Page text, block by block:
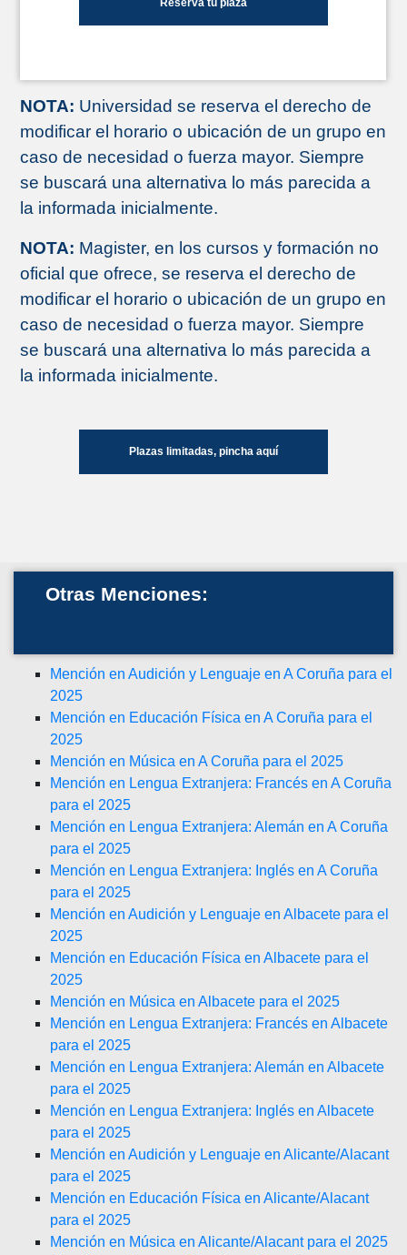
Reserva tu plaza
NOTA: Universidad se reserva el derecho de
modificar el horario o ubicación de un grupo en
caso de necesidad o fuerza mayor. Siempre
se buscará una alternativa lo más parecida a
la informada inicialmente.
NOTA: Magister, en los cursos y formación no
oficial que ofrece, se reserva el derecho de
modificar el horario o ubicación de un grupo en
caso de necesidad o fuerza mayor. Siempre
se buscará una alternativa lo más parecida a
la informada inicialmente.
Plazas limitadas, pincha aquí
Otras Menciones:
Mención en Audición y Lenguaje en A Coruña para el
2025
Mención en Educación Física en A Coruña para el
2025
Mención en Música en A Coruña para el 2025
Mención en Lengua Extranjera: Francés en A Coruña
para el 2025
Mención en Lengua Extranjera: Alemán en A Coruña
para el 2025
Mención en Lengua Extranjera: Inglés en A Coruña
para el 2025
Mención en Audición y Lenguaje en Albacete para el
2025
Mención en Educación Física en Albacete para el
2025
Mención en Música en Albacete para el 2025
Mención en Lengua Extranjera: Francés en Albacete
para el 2025
Mención en Lengua Extranjera: Alemán en Albacete
para el 2025
Mención en Lengua Extranjera: Inglés en Albacete
para el 2025
Mención en Audición y Lenguaje en Alicante/Alacant
para el 2025
Mención en Educación Física en Alicante/Alacant
para el 2025
Mención en Música en Alicante/Alacant para el 2025